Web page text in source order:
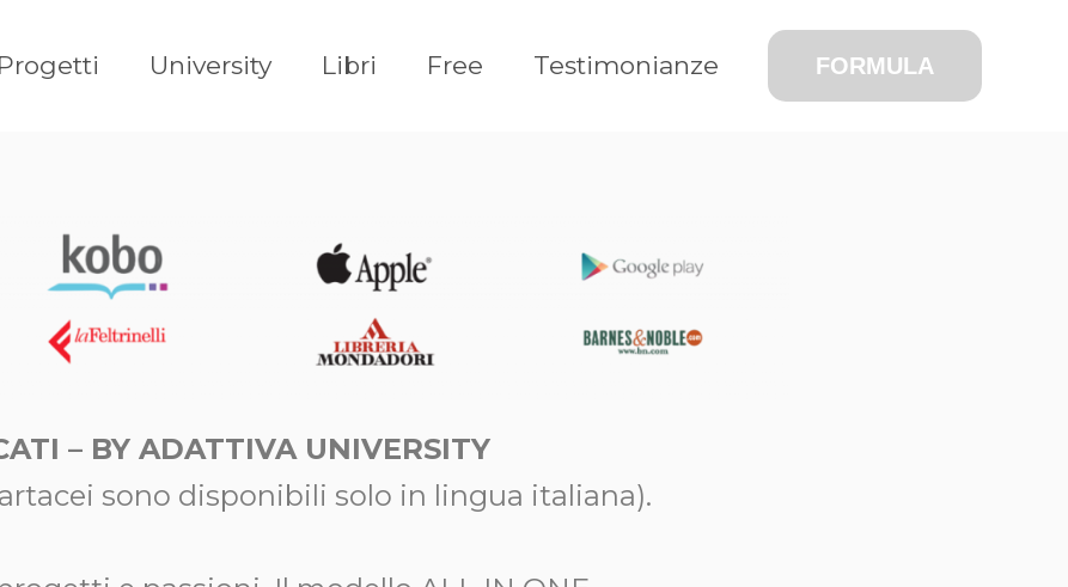
Progetti University Libri Free Testimonianze FORMULA
– BY ADATTIVA UNIVERSITY
sono disponibili solo in lingua italiana).